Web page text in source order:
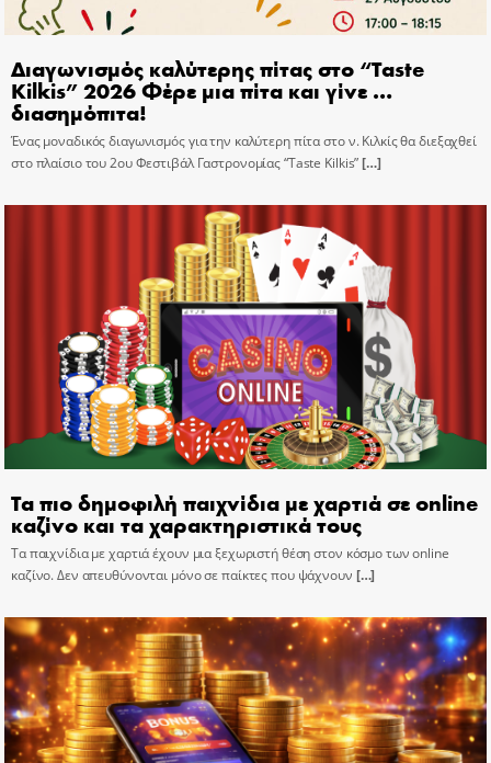
Διαγωνισμός καλύτερης πίτας στο “Taste
Kilkis” 2026 Φέρε μια πίτα και γίνε …
διασημόπιτα!
Ένας μοναδικός διαγωνισμός για την καλύτερη πίτα στο ν. Κιλκίς θα διεξαχθεί
στο πλαίσιο του 2ου Φεστιβάλ Γαστρονομίας “Taste Kilkis”[…]
Τα πιο δημοφιλή παιχνίδια με χαρτιά σε online
καζίνο και τα χαρακτηριστικά τους
Τα παιχνίδια με χαρτιά έχουν μια ξεχωριστή θέση στον κόσμο των online
καζίνο. Δεν απευθύνονται μόνο σε παίκτες που ψάχνουν […]